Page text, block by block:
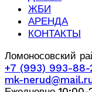
ЖБИ
АРЕНДА
КОНТАКТЫ
Ломоносовский
+7 (993) 993-88-
mk-